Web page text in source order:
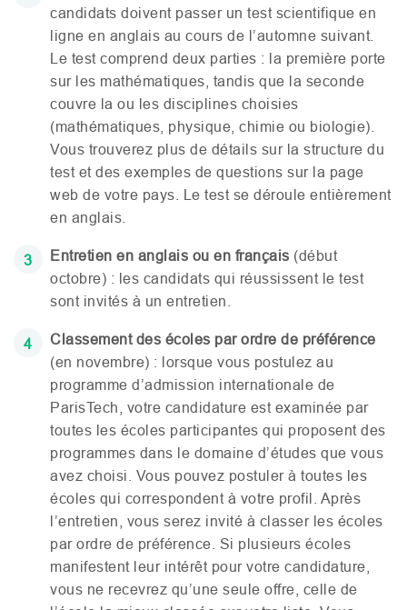
candidats doivent passer un test scientifique en
ligne en anglais au cours de l’automne suivant.
Le test comprend deux parties : la première porte
sur les mathématiques, tandis que la seconde
couvre la ou les disciplines choisies
(mathématiques, physique, chimie ou biologie).
Vous trouverez plus de détails sur la structure du
test et des exemples de questions sur la page
web de votre pays. Le test se déroule entièrement
en anglais.
Entretien en anglais ou en français (début
octobre) : les candidats qui réussissent le test
sont invités à un entretien.
Classement des écoles par ordre de préférence
(en novembre) : lorsque vous postulez au
programme d’admission internationale de
ParisTech, votre candidature est examinée par
toutes les écoles participantes qui proposent des
programmes dans le domaine d’études que vous
avez choisi. Vous pouvez postuler à toutes les
écoles qui correspondent à votre profil. Après
l’entretien, vous serez invité à classer les écoles
par ordre de préférence. Si plusieurs écoles
manifestent leur intérêt pour votre candidature,
vous ne recevrez qu’une seule offre, celle de